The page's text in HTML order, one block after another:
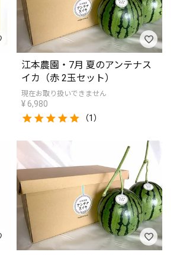
江本農園・7月 夏のアンテナス
イカ（赤 2玉セット）
現在お取り扱いできません
¥ 6,980
（1）